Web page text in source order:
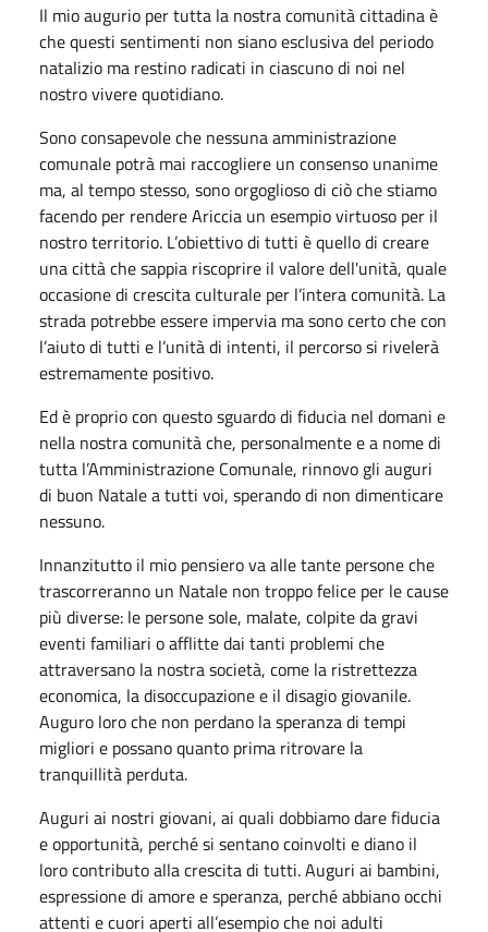
Il mio augurio per tutta la nostra comunità cittadina è
che questi sentimenti non siano esclusiva del periodo
natalizio ma restino radicati in ciascuno di noi nel
nostro vivere quotidiano.
Sono consapevole che nessuna amministrazione
comunale potrà mai raccogliere un consenso unanime
ma, al tempo stesso, sono orgoglioso di ciò che stiamo
facendo per rendere Ariccia un esempio virtuoso per il
nostro territorio. L’obiettivo di tutti è quello di creare
una città che sappia riscoprire il valore dell'unità, quale
occasione di crescita culturale per l’intera comunità. La
strada potrebbe essere impervia ma sono certo che con
l’aiuto di tutti e l’unità di intenti, il percorso si rivelerà
estremamente positivo.
Ed è proprio con questo sguardo di fiducia nel domani e
nella nostra comunità che, personalmente e a nome di
tutta l’Amministrazione Comunale, rinnovo gli auguri
di buon Natale a tutti voi, sperando di non dimenticare
nessuno.
Innanzitutto il mio pensiero va alle tante persone che
trascorreranno un Natale non troppo felice per le cause
più diverse: le persone sole, malate, colpite da gravi
eventi familiari o afflitte dai tanti problemi che
attraversano la nostra società, come la ristrettezza
economica, la disoccupazione e il disagio giovanile.
Auguro loro che non perdano la speranza di tempi
migliori e possano quanto prima ritrovare la
tranquillità perduta.
Auguri ai nostri giovani, ai quali dobbiamo dare fiducia
e opportunità, perché si sentano coinvolti e diano il
loro contributo alla crescita di tutti. Auguri ai bambini,
espressione di amore e speranza, perché abbiano occhi
attenti e cuori aperti all’esempio che noi adulti